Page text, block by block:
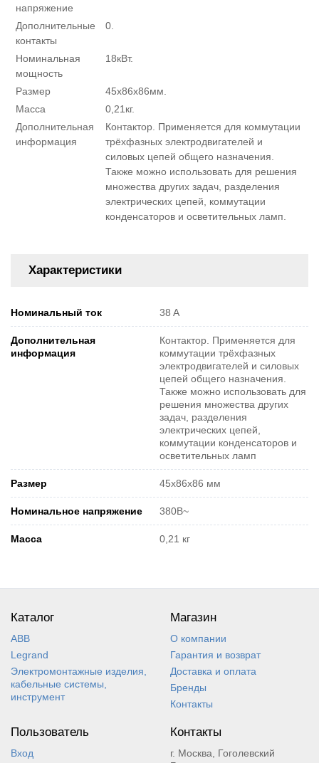
напряжение
Дополнительные
контакты
0.
Номинальная
мощность
18кВт.
Размер
45х86х86мм.
Масса
0,21кг.
Дополнительная
информация
Контактор. Применяется для коммутации
трёхфазных электродвигателей и
силовых цепей общего назначения.
Также можно использовать для решения
множества других задач, разделения
электрических цепей, коммутации
конденсаторов и осветительных ламп.
Характеристики
Номинальный ток 38 A
Дополнительная
информация
Контактор. Применяется для
коммутации трёхфазных
электродвигателей и силовых
цепей общего назначения.
Также можно использовать для
решения множества других
задач, разделения
электрических цепей,
коммутации конденсаторов и
осветительных ламп
Размер 45х86х86 мм
Номинальное напряжение 380В~
Масса 0,21 кг
Каталог
ABB
Legrand
Электромонтажные изделия,
кабельные системы,
инструмент
Магазин
О компании
Гарантия и возврат
Доставка и оплата
Бренды
Контакты
Пользователь
Вход
Контакты
г. Москва, Гоголевский